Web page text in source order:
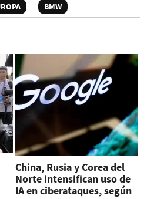
BMW
China, Rusia y Corea del
Norte intensifican uso de
IA en ciberataques, según